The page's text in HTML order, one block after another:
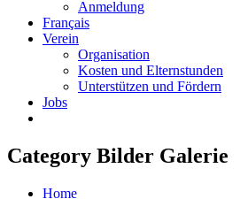
Anmeldung
Français
Verein
Organisation
Kosten und Elternstunden
Unterstützen und Fördern
Jobs
Category Bilder Galerie
Home